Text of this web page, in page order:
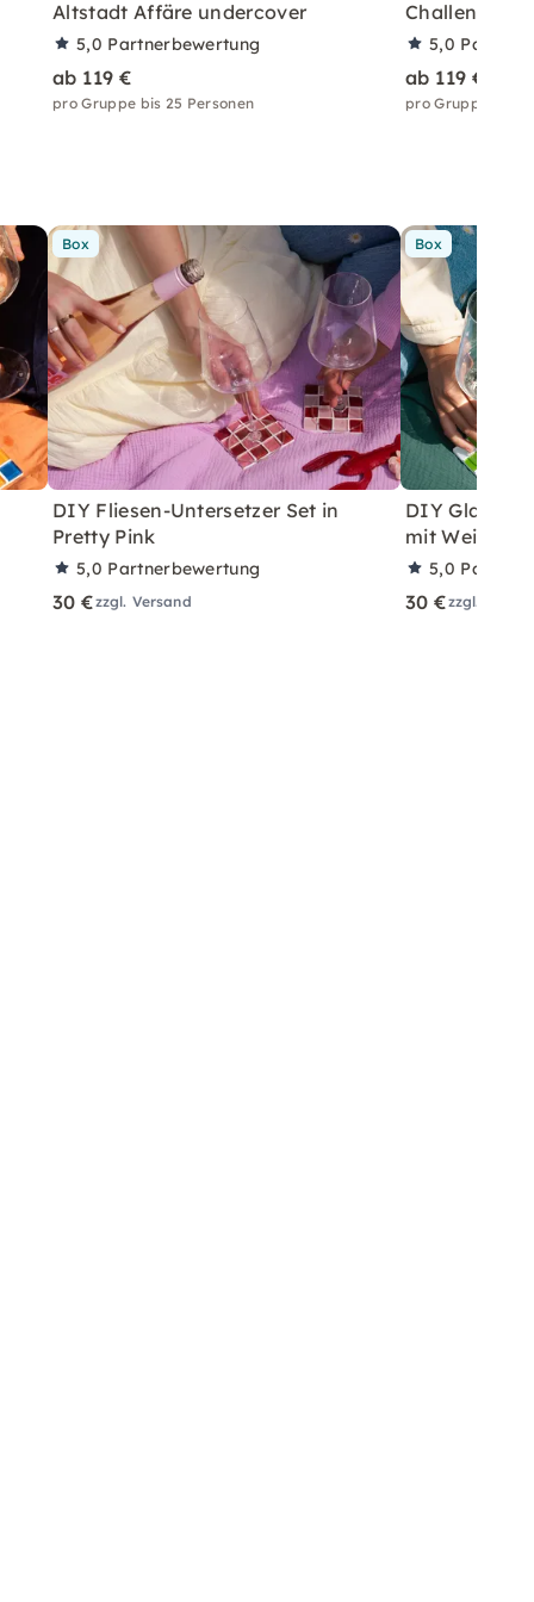
Altstadt Affäre undercover
5,0 Partnerbewertung
ab 119 €
pro Gruppe bis 25 Personen
Challenges
5,0
ab 119 €
pro Gruppe bis
Box
DIY Fliesen-Untersetzer Set in
Pretty Pink
5,0 Partnerbewertung
30 €zzgl. Versand
Box
DIY
mit Wein –
5,0
30 €zzgl.